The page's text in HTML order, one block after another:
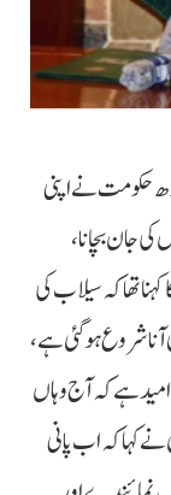
حکومت نے اپنی
جان بچانا،
کہنا تھا کہ سیلاب کی
شروع ہوگئی ہے،
ہے کہ آج وہاں
کہا کہ اب پانی